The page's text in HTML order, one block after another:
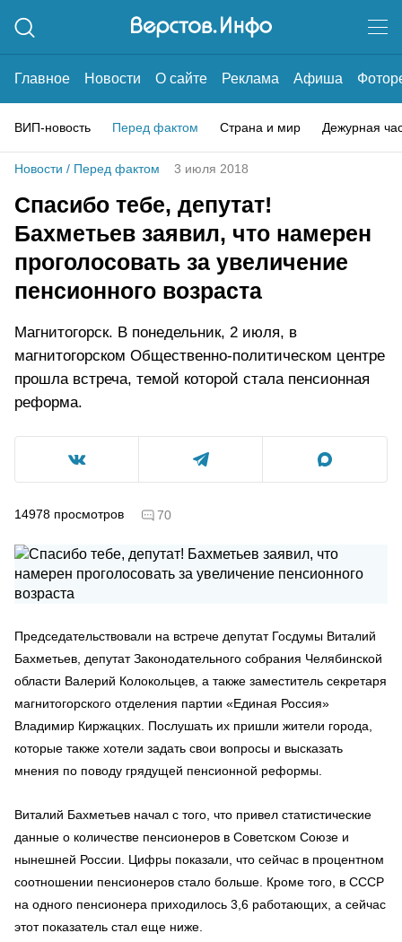
Главное Новости О сайте Реклама Афиша
ВИП-новость Перед фактом Страна и мир Дежурная
Новости / Перед фактом 3 июля 2018
Спасибо тебе, депутат!
Бахметьев заявил, что намерен
проголосовать за увеличение
пенсионного возраста
Магнитогорск. В понедельник, 2 июля, в
магнитогорском Общественно-политическом центре
прошла встреча, темой которой стала пенсионная
реформа.
14978 просмотров 70
Председательствовали на встрече депутат Госдумы Виталий
Бахметьев, депутат Законодательного собрания Челябинской
области Валерий Колокольцев, а также заместитель секретаря
магнитогорского отделения партии «Единая Россия»
Владимир Киржацких. Послушать их пришли жители города,
которые также хотели задать свои вопросы и высказать
мнения по поводу грядущей пенсионной реформы.
Виталий Бахметьев начал с того, что привел статистические
данные о количестве пенсионеров в Советском Союзе и
нынешней России. Цифры показали, что сейчас в процентном
соотношении пенсионеров стало больше. Кроме того, в СССР
на одного пенсионера приходилось 3,6 работающих, а сейчас
этот показатель стал еще ниже.